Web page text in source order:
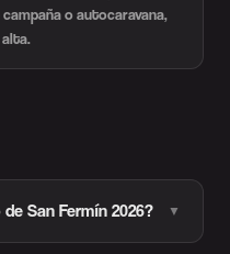
o autocaravana,
alta.
San Fermín 2026? ▼